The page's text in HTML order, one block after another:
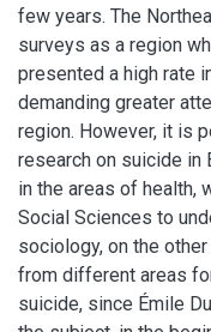
few years. The
surveys as a region
presented a high rate
demanding greater
region. However, it is
research on suicide in
in the areas of health,
Social Sciences to
sociology, on the
from different areas
suicide, since Émile